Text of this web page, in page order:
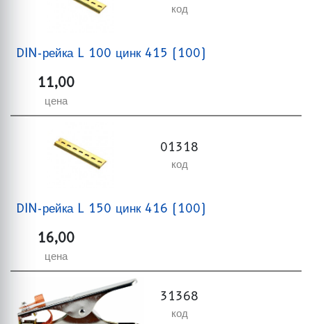
код
DIN-рейка L 100 цинк 415 (100)
11,00
цена
01318
код
DIN-рейка L 150 цинк 416 (100)
16,00
цена
31368
код